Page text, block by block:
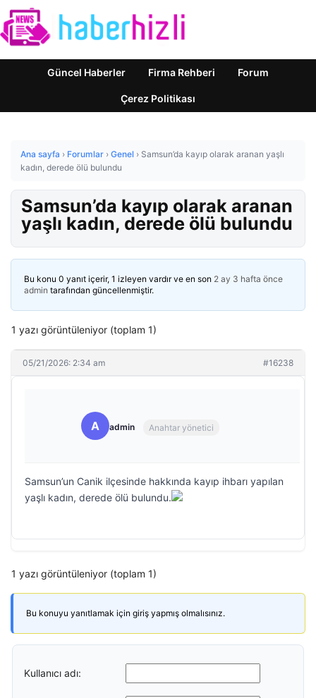
Güncel Haberler Firma Rehberi Forum
Çerez Politikası
Ana sayfa › Forumlar › Genel › Samsun’da kayıp olarak aranan yaşlı
kadın, derede ölü bulundu
Samsun’da kayıp olarak aranan
yaşlı kadın, derede ölü bulundu
Bu konu 0 yanıt içerir, 1 izleyen vardır ve en son 2 ay 3 hafta önce
admin tarafından güncellenmiştir.
1 yazı görüntüleniyor (toplam 1)
05/21/2026: 2:34 am #16238
A admin Anahtar yönetici
Samsun’un Canik ilçesinde hakkında kayıp ihbarı yapılan
yaşlı kadın, derede ölü bulundu.
1 yazı görüntüleniyor (toplam 1)
Bu konuyu yanıtlamak için giriş yapmış olmalısınız.
Kullanıcı adı: